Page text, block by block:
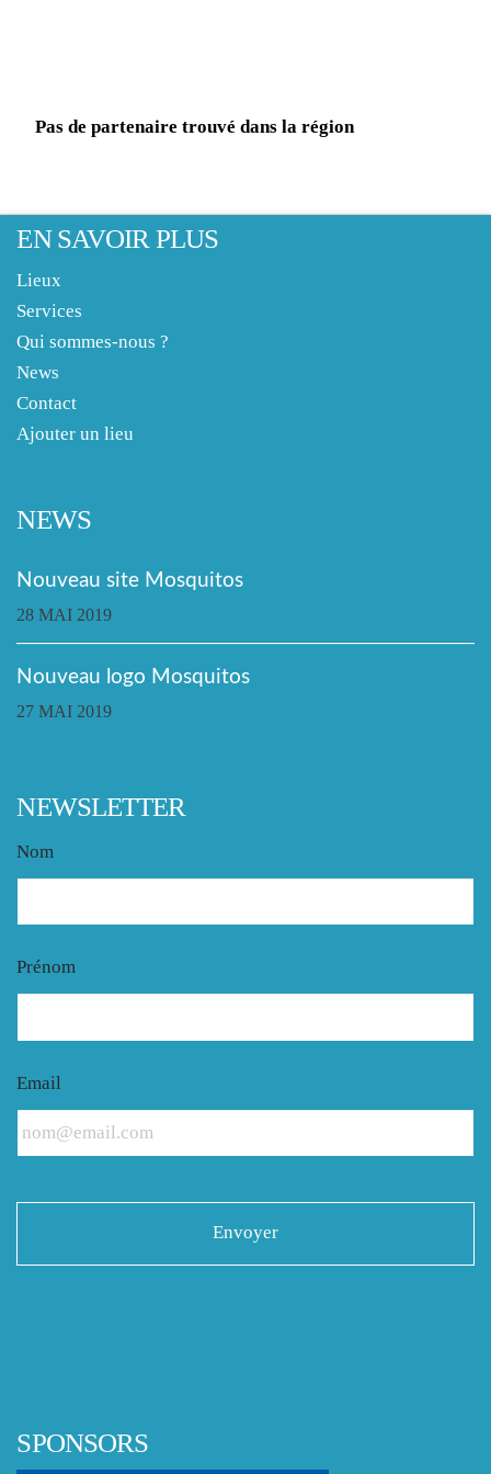
Pas de partenaire trouvé dans la région
EN SAVOIR PLUS
Lieux
Services
Qui sommes-nous ?
News
Contact
Ajouter un lieu
NEWS
Nouveau site Mosquitos
28 MAI 2019
Nouveau logo Mosquitos
27 MAI 2019
NEWSLETTER
Nom
Prénom
Email
SPONSORS